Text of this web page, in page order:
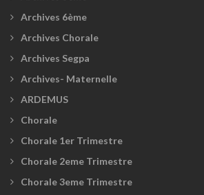
Archives 6ème
Archives Chorale
Archives Segpa
Archives- Maternelle
ARDEMUS
Chorale
Chorale 1er Trimestre
Chorale 2eme Trimestre
Chorale 3eme Trimestre